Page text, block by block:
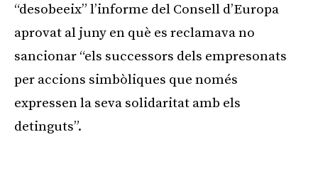
“desobeeix” l’informe del Consell d’Europa
aprovat al juny en què es reclamava no
sancionar “els successors dels empresonats
per accions simbòliques que només
expressen la seva solidaritat amb els
detinguts”.